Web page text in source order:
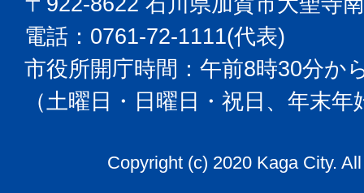
電話：0761-72-1111(代表)
市役所開庁時間：午前8時30分か
（土曜日・日曜日・祝日、年末
Copyright (c) 2020 Kaga City.